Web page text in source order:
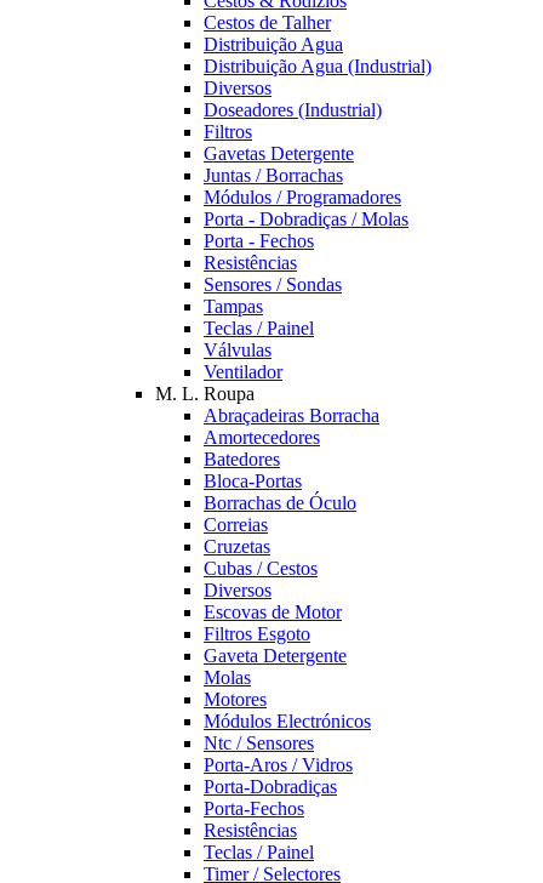
Cestos de Talher
Distribuição Agua
Distribuição Agua (Industrial)
Diversos
Doseadores (Industrial)
Filtros
Gavetas Detergente
Juntas / Borrachas
Módulos / Programadores
Porta - Dobradiças / Molas
Porta - Fechos
Resistências
Sensores / Sondas
Tampas
Teclas / Painel
Válvulas
Ventilador
M. L. Roupa
Abraçadeiras Borracha
Amortecedores
Batedores
Bloca-Portas
Borrachas de Óculo
Correias
Cruzetas
Cubas / Cestos
Diversos
Escovas de Motor
Filtros Esgoto
Gaveta Detergente
Molas
Motores
Módulos Electrónicos
Ntc / Sensores
Porta-Aros / Vidros
Porta-Dobradiças
Porta-Fechos
Resistências
Teclas / Painel
Timer / Selectores